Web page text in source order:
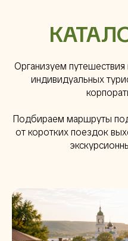
Организуем
индивидуальных
Подбираем маршруты
от коротких поездок